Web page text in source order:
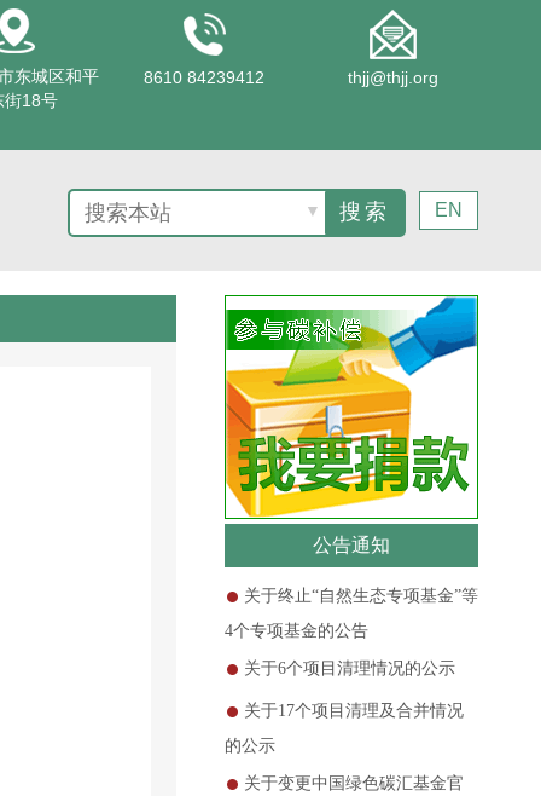
东城区和平
街18号
8610 84239412 thjj@thjj.org
▼ EN
公告通知
关于终止“自然生态专项基金”等
4个专项基金的公告
关于6个项目清理情况的公示
关于17个项目清理及合并情况
的公示
关于变更中国绿色碳汇基金官